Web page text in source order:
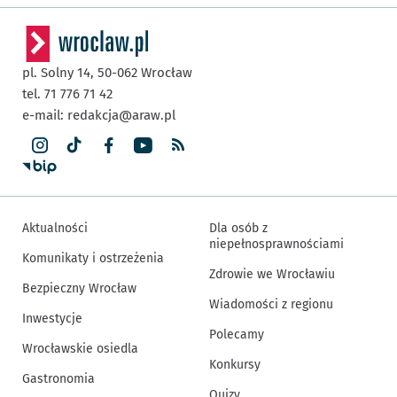
pl. Solny 14, 50-062 Wrocław
tel. 71 776 71 42
e-mail: redakcja@araw.pl
Aktualności
Komunikaty i ostrzeżenia
Bezpieczny Wrocław
Inwestycje
Wrocławskie osiedla
Gastronomia
Dla osób z
niepełnosprawnościami
Zdrowie we Wrocławiu
Wiadomości z regionu
Polecamy
Konkursy